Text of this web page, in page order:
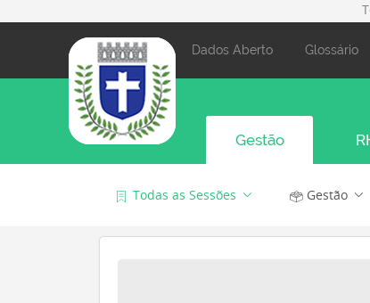
Dados Aberto Glossário
Gestão
Todas as Sessões Gestão